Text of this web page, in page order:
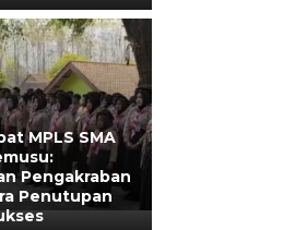
MPLS SMA
Pengakraban
Penutupan